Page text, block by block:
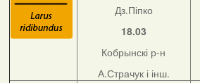
Дз.Піпко
18.03
Кобрынскі р-н
А.Страчук і інш.